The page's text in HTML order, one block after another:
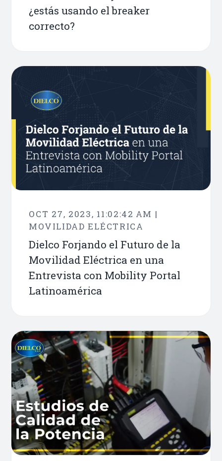
¿estás usando el breaker
correcto?
OCT 27, 2023, 11:02:42 AM |
MOVILIDAD ELÉCTRICA
Dielco Forjando el Futuro de la
Movilidad Eléctrica en una
Entrevista con Mobility Portal
Latinoamérica